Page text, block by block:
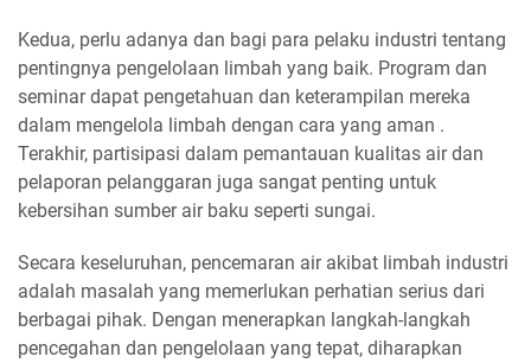
Kedua, perlu adanya dan bagi para pelaku industri tentang
pentingnya pengelolaan limbah yang baik. Program dan
seminar dapat pengetahuan dan keterampilan mereka
dalam mengelola limbah dengan cara yang aman .
Terakhir, partisipasi dalam pemantauan kualitas air dan
pelaporan pelanggaran juga sangat penting untuk
kebersihan sumber air baku seperti sungai.
Secara keseluruhan, pencemaran air akibat limbah industri
adalah masalah yang memerlukan perhatian serius dari
berbagai pihak. Dengan menerapkan langkah-langkah
pencegahan dan pengelolaan yang tepat, diharapkan